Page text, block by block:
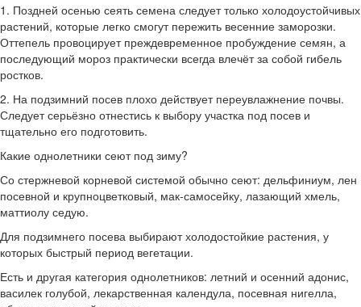
1. Поздней осенью сеять семена следует только холодоустойчивых
растений, которые легко смогут пережить весенние заморозки.
Оттепель провоцирует преждевременное пробуждение семян, а
последующий мороз практически всегда влечёт за собой гибель
ростков.
2. На подзимний посев плохо действует переувлажнение почвы.
Следует серьёзно отнестись к выбору участка под посев и
тщательно его подготовить.
Какие однолетники сеют под зиму?
Со стержневой корневой системой обычно сеют: дельфиниум, лен
посевной и крупноцветковый, мак-самосейку, лазающий хмель,
маттиолу седую.
Для подзимнего посева выбирают холодостойкие растения, у
которых быстрый период вегетации.
Есть и другая категория однолетников: летний и осенний адонис,
василек голубой, лекарственная календула, посевная нигелла,